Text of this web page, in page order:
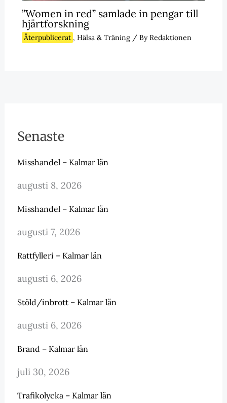
”Women in red” samlade in pengar till
hjärtforskning
Återpublicerat , Hälsa & Träning/ ByRedaktionen
Senaste
Misshandel – Kalmar län
augusti 8, 2026
Misshandel – Kalmar län
augusti 7, 2026
Rattfylleri – Kalmar län
augusti 6, 2026
Stöld/inbrott – Kalmar län
augusti 6, 2026
Brand – Kalmar län
juli 30, 2026
Trafikolycka – Kalmar län